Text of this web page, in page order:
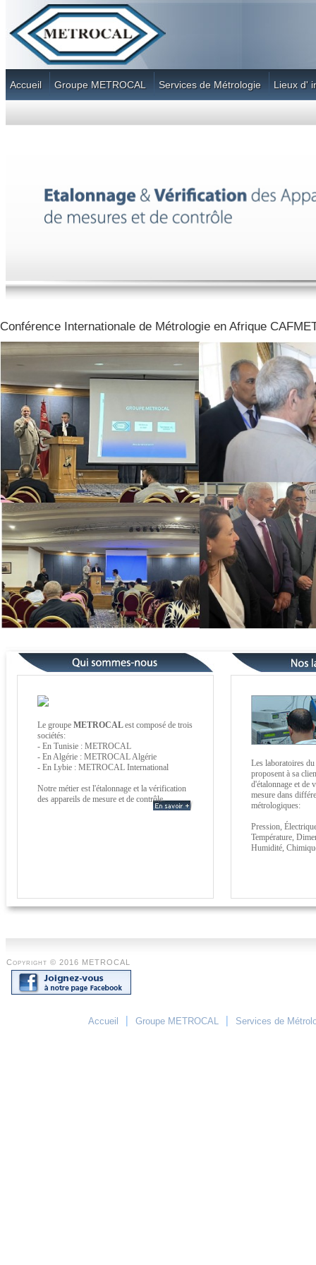
Accueil Groupe METROCAL Services de Métrologie Lieux d'
Conférence Internationale de Métrologie en Afrique
Le groupe METROCALest composé de trois
sociétés:
- En Tunisie : METROCAL
- En Algérie : METROCAL Algérie
- En Lybie : METROCAL International
Notre métier est l'étalonnage et la vérification
des appareils de mesure et de contrôle.
Les laboratoires
proposent à sa
d'étalonnage et de
mesure dans
métrologiques:
Pression,
Température,
Humidité,
Copyright © 2016 METROCAL
Accueil | Groupe METROCAL | Services de